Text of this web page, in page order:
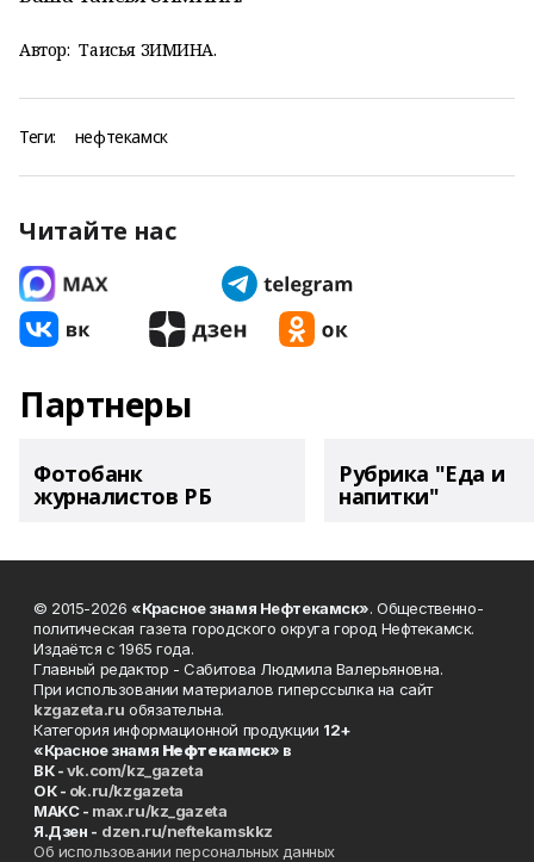
Автор: Таисья ЗИМИНА.
Теги: нефтекамск
Читайте нас
Партнеры
Фотобанк
журналистов РБ
Рубрика "Еда и
напитки"
© 2015-2026 «Красное знамя Нефтекамск». Общественно-
политическая газета городского округа город Нефтекамск.
Издаётся с 1965 года.
Главный редактор - Сабитова Людмила Валерьяновна.
При использовании материалов гиперссылка на сайт
kzgazeta.ru обязательна.
Категория информационной продукции 12+
«Красное знамя Нефтекамск» в
ВК -vk.com/kz_gazeta
ОК - ok.ru/kzgazeta
MAKC - max.ru/kz_gazeta
Я.Дзен - dzen.ru/neftekamskkz
Об использовании персональных данных